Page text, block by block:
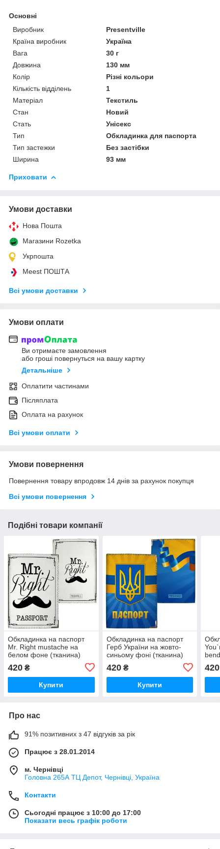
Основні
Виробник
Presentville
Країна виробник
Україна
Вага
30 г
Довжина
130 мм
Колір
Різні кольори
Кількість відділень
1
Матеріал
Текстиль
Стан
Новий
Стать
Унісекс
Тип
Обкладинка для паспорта
Тип застежки
Без застібки
Ширина
93 мм
Приховати
Умови доставки
Нова Пошта
Магазини Rozetka
Укрпошта
Meest ПОШТА
Всі умови доставки
Умови оплати
Ви отримаєте замовлення
або гроші повернуться на вашу картку
Детальніше
Оплатити частинами
Післяплата
Оплата на рахунок
Всі умови оплати
Умови повернення
Повернення товару впродовж 14 днів за рахунок покупця
Всі умови повернення
Подібні товари компанії
Обкладинка на паспорт
Mr. Right mustache на
белом фоне (тканина)
420 ₴
Купити
Обкладинка на паспорт
Герб України на жовто-
синьому фоні (тканина)
420₴
Купити
420
Про нас
91% позитивних з 47 відгуків за рік
Працює з 28.01.2014
м. Чернівці
Головна 265А ТЦ Депот, Чернівці, Україна
Контакти
Сьогодні працює з 10:00 до 17:00
Показати весь графік роботи